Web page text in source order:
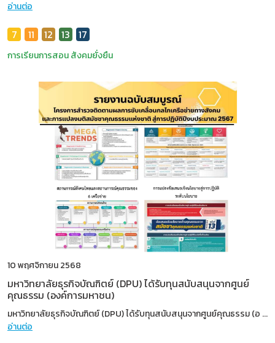
อ่านต่อ
7 11 12 13 17
การเรียนการสอนสังคมยั่งยืน
10 พฤศจิกายน 2568
มหาวิทยาลัยธุรกิจบัณฑิตย์ (DPU) ได้รับทุนสนับสนุนจากศูนย์
คุณธรรม (องค์การมหาชน)
มหาวิทยาลัยธุรกิจบัณฑิตย์ (DPU) ได้รับทุนสนับสนุนจากศูนย์คุณธรรม (อ ...
อ่านต่อ